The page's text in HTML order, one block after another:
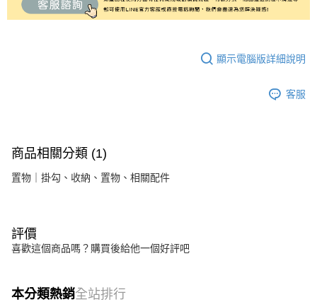
顯示電腦版詳細說明
客服
商品相關分類 (1)
置物｜掛勾、收納、置物、相關配件
評價
喜歡這個商品嗎？購買後給他一個好評吧
本分類熱銷全站排行